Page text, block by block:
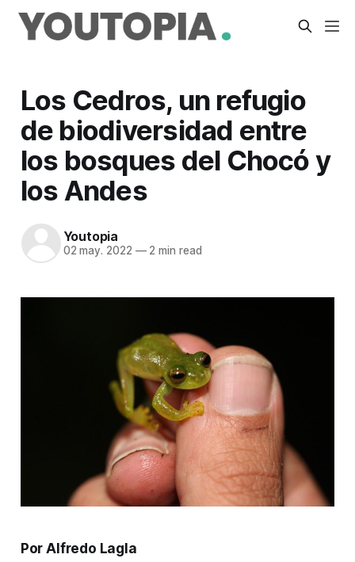
Los Cedros, un refugio
de biodiversidad entre
los bosques del Chocó y
los Andes
Youtopia
02 may. 2022 —2 min read
Por Alfredo Lagla